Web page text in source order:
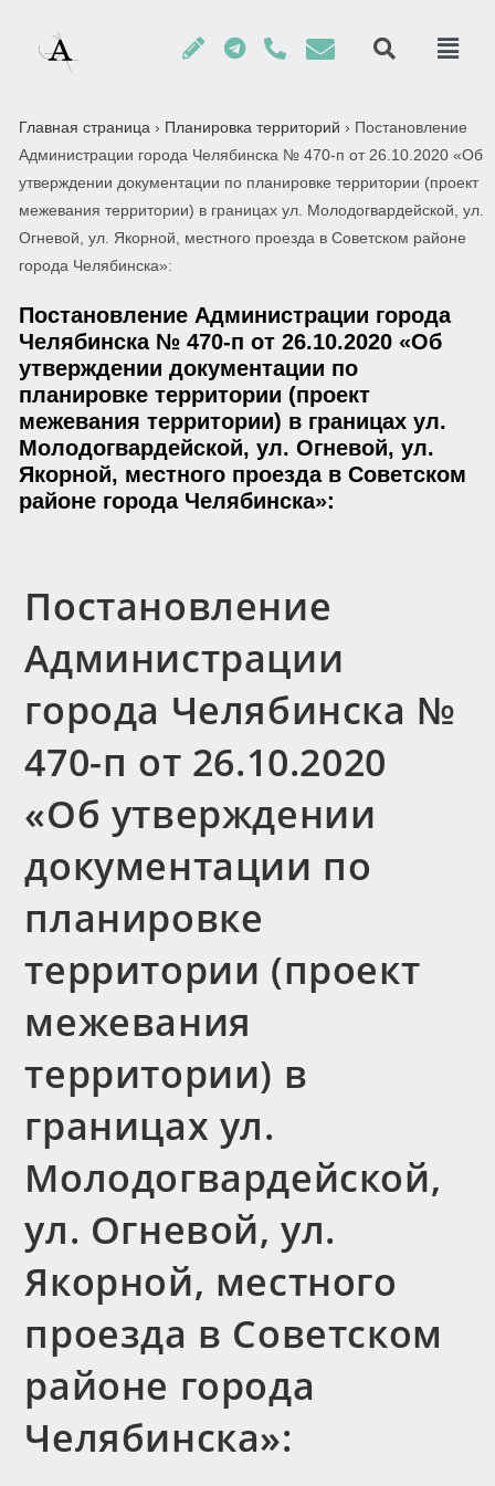
Главная страница › Планировка территорий › Постановление
Администрации города Челябинска № 470-п от 26.10.2020 «Об
утверждении документации по планировке территории (проект
межевания территории) в границах ул. Молодогвардейской, ул.
Огневой, ул. Якорной, местного проезда в Советском районе
города Челябинска»:
Постановление Администрации города
Челябинска № 470-п от 26.10.2020 «Об
утверждении документации по
планировке территории (проект
межевания территории) в границах ул.
Молодогвардейской, ул. Огневой, ул.
Якорной, местного проезда в Советском
районе города Челябинска»:
Постановление
Администрации
города Челябинска №
470-п от 26.10.2020
«Об утверждении
документации по
планировке
территории (проект
межевания
территории) в
границах ул.
Молодогвардейской,
ул. Огневой, ул.
Якорной, местного
проезда в Советском
районе города
Челябинска»: